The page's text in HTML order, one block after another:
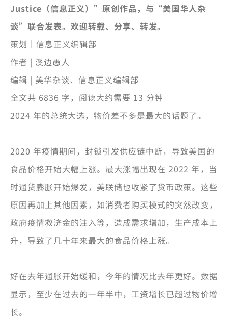
Justice（信息正义）”原创作品，与“美国华人杂
谈”联合发表。欢迎转载、分享、转发。
策划｜信息正义编辑部
作者 | 溪边愚人
编辑 | 美华杂谈、信息正义编辑部
全文共 6836 字，阅读大约需要 13 分钟
2024 年的总统大选，物价差不多是最大的话题了。
2020 年疫情期间，封锁引发供应链中断，导致美国的
食品价格开始大幅上涨。最大涨幅出现在 2022 年，当
时通货膨胀开始爆发，美联储也收紧了货币政策。这些
原因再加上其他因素，如消费者购买模式的突然改变，
政府疫情救济金的注入等，造成需求增加，生产成本上
升，导致了几十年来最大的食品价格上涨。
好在去年通胀开始缓和，今年的情况比去年更好。数据
显示，至少在过去的一年半中，工资增长已超过物价增
长。